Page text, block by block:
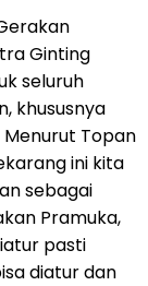
Ginting
seluruh
khususnya
Topan
ini kita
sebagai
Pramuka,
pasti
diatur dan